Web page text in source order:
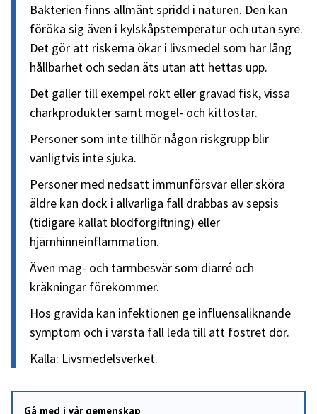
Bakterien finns allmänt spridd i naturen. Den kan
föröka sig även i kylskåpstemperatur och utan syre.
Det gör att riskerna ökar i livsmedel som har lång
hållbarhet och sedan äts utan att hettas upp.
Det gäller till exempel rökt eller gravad fisk, vissa
charkprodukter samt mögel- och kittostar.
Personer som inte tillhör någon riskgrupp blir
vanligtvis inte sjuka.
Personer med nedsatt immunförsvar eller sköra
äldre kan dock i allvarliga fall drabbas av sepsis
(tidigare kallat blodförgiftning) eller
hjärnhinneinflammation.
Även mag- och tarmbesvär som diarré och
kräkningar förekommer.
Hos gravida kan infektionen ge influensaliknande
symptom och i värsta fall leda till att fostret dör.
Källa: Livsmedelsverket.
Gå med i vår gemenskap